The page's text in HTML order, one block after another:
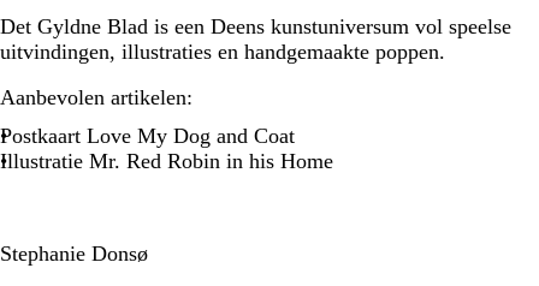
Det Gyldne Blad is een Deens kunstuniversum vol speelse
uitvindingen, illustraties en handgemaakte poppen.
Aanbevolen artikelen:
Postkaart Love My Dog and Coat
Illustratie Mr. Red Robin in his Home
Stephanie Donsø